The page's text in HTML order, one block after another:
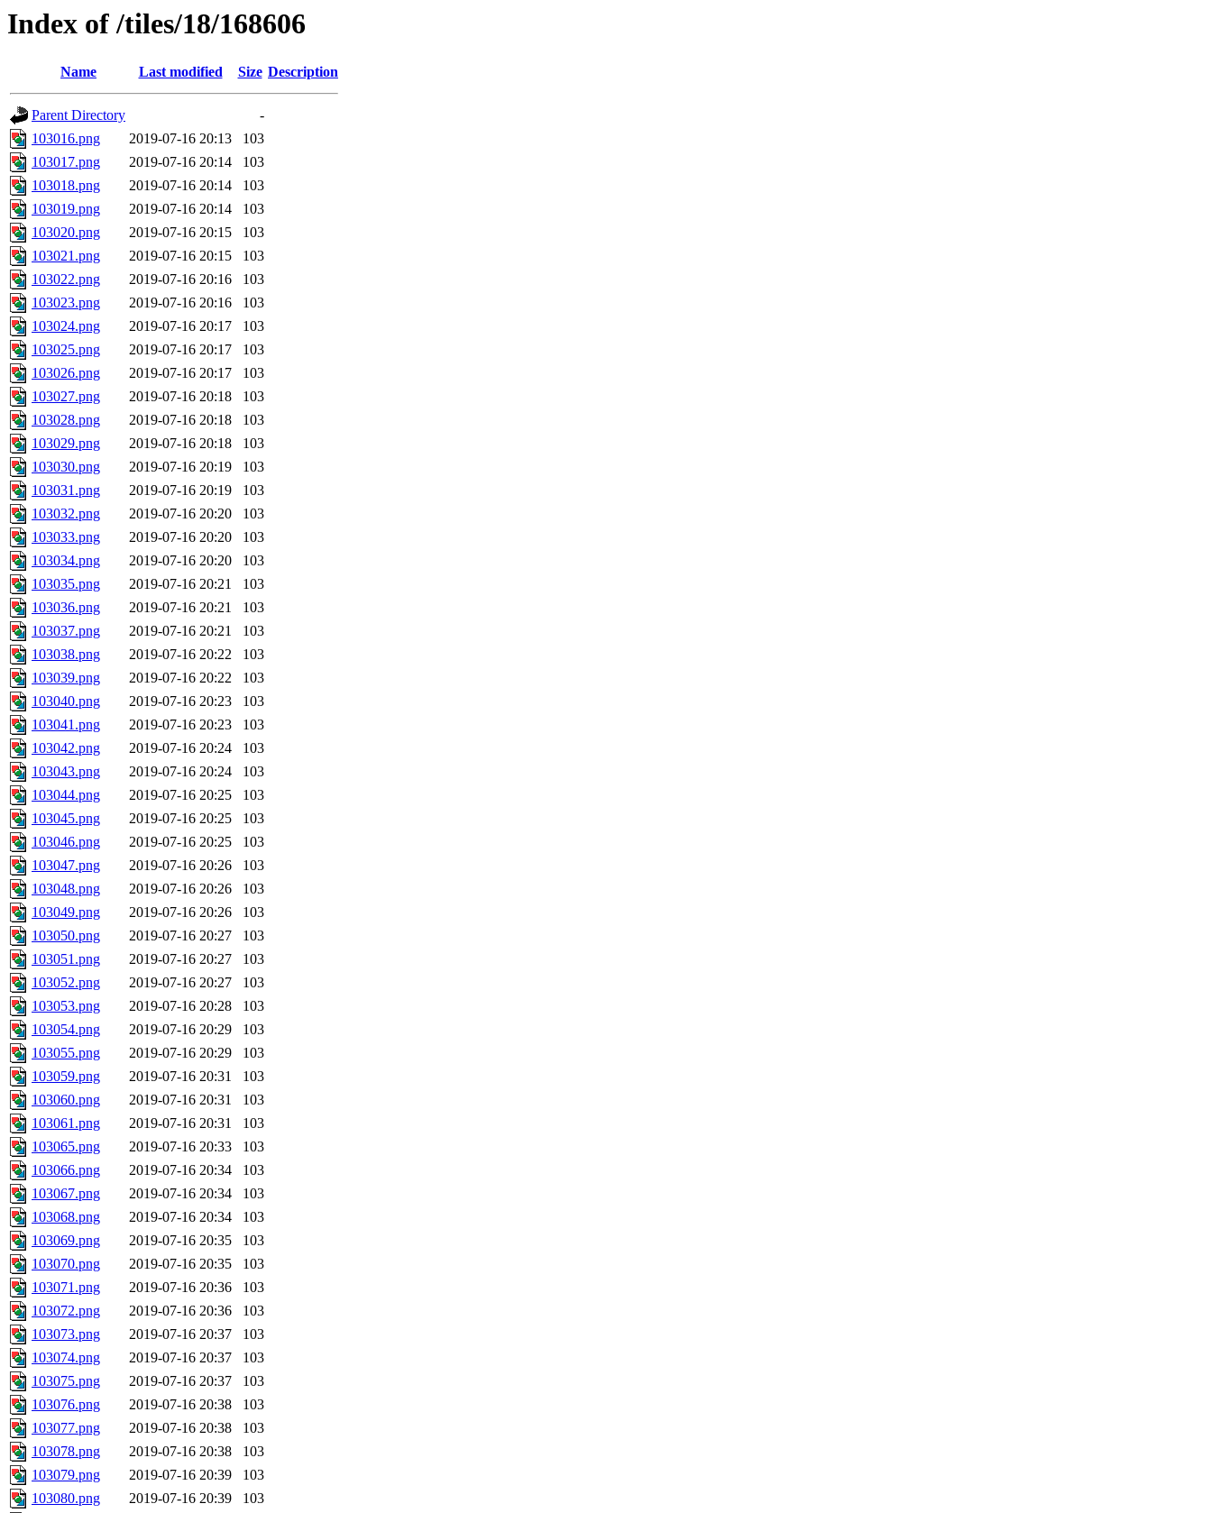
Index of /tiles/18/168606
Name Last modified Size Description
Parent Directory
-
103016.png
2019-07-16 20:13
103
103017.png
2019-07-16 20:14
103
103018.png
2019-07-16 20:14
103
103019.png
2019-07-16 20:14
103
103020.png
2019-07-16 20:15
103
103021.png
2019-07-16 20:15
103
103022.png
2019-07-16 20:16
103
103023.png
2019-07-16 20:16
103
103024.png
2019-07-16 20:17
103
103025.png
2019-07-16 20:17
103
103026.png
2019-07-16 20:17
103
103027.png
2019-07-16 20:18
103
103028.png
2019-07-16 20:18
103
103029.png
2019-07-16 20:18
103
103030.png
2019-07-16 20:19
103
103031.png
2019-07-16 20:19
103
103032.png
2019-07-16 20:20
103
103033.png
2019-07-16 20:20
103
103034.png
2019-07-16 20:20
103
103035.png
2019-07-16 20:21
103
103036.png
2019-07-16 20:21
103
103037.png
2019-07-16 20:21
103
103038.png
2019-07-16 20:22
103
103039.png
2019-07-16 20:22
103
103040.png
2019-07-16 20:23
103
103041.png
2019-07-16 20:23
103
103042.png
2019-07-16 20:24
103
103043.png
2019-07-16 20:24
103
103044.png
2019-07-16 20:25
103
103045.png
2019-07-16 20:25
103
103046.png
2019-07-16 20:25
103
103047.png
2019-07-16 20:26
103
103048.png
2019-07-16 20:26
103
103049.png
2019-07-16 20:26
103
103050.png
2019-07-16 20:27
103
103051.png
2019-07-16 20:27
103
103052.png
2019-07-16 20:27
103
103053.png
2019-07-16 20:28
103
103054.png
2019-07-16 20:29
103
103055.png
2019-07-16 20:29
103
103059.png
2019-07-16 20:31
103
103060.png
2019-07-16 20:31
103
103061.png
2019-07-16 20:31
103
103065.png
2019-07-16 20:33
103
103066.png
2019-07-16 20:34
103
103067.png
2019-07-16 20:34
103
103068.png
2019-07-16 20:34
103
103069.png
2019-07-16 20:35
103
103070.png
2019-07-16 20:35
103
103071.png
2019-07-16 20:36
103
103072.png
2019-07-16 20:36
103
103073.png
2019-07-16 20:37
103
103074.png
2019-07-16 20:37
103
103075.png
2019-07-16 20:37
103
103076.png
2019-07-16 20:38
103
103077.png
2019-07-16 20:38
103
103078.png
2019-07-16 20:38
103
103079.png
2019-07-16 20:39
103
103080.png
2019-07-16 20:39
103